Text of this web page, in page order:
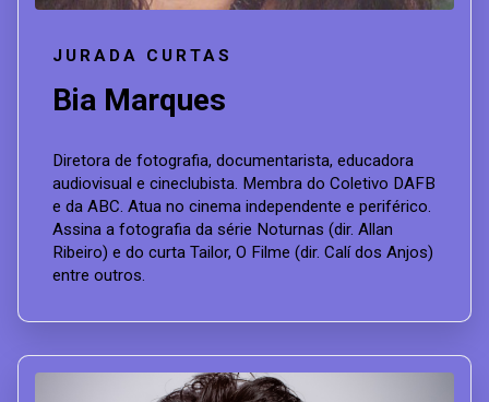
JURADA CURTAS
Bia Marques
Diretora de fotografia, documentarista, educadora
audiovisual e cineclubista. Membra do Coletivo DAFB
e da ABC. Atua no cinema independente e periférico.
Assina a fotografia da série Noturnas (dir. Allan
Ribeiro) e do curta Tailor, O Filme (dir. Calí dos Anjos)
entre outros.